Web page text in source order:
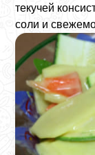
текучей
соли и